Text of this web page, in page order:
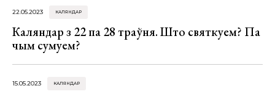
22.05.2023 КАЛЯНДАР
Каляндар з 22 па 28 траўня. Што святкуем? Па
чым сумуем?
15.05.2023 КАЛЯНДАР